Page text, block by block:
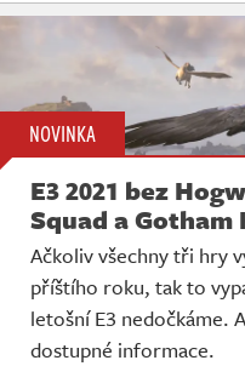
NOVINKA
E3 2021 bez
Squad a Gotham
Ačkoliv všechny tři hry
příštího roku, tak to
letošní E3 nedočkáme.
dostupné informace.